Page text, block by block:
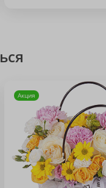
Акция